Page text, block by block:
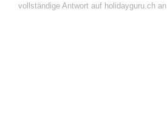
vollständige Antwort auf holidayguru.ch an